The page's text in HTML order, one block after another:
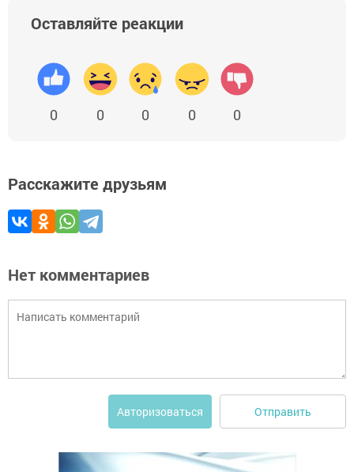
Оставляйте реакции
0 0 0 0 0
Расскажите друзьям
Нет комментариев
Авторизоваться Отправить